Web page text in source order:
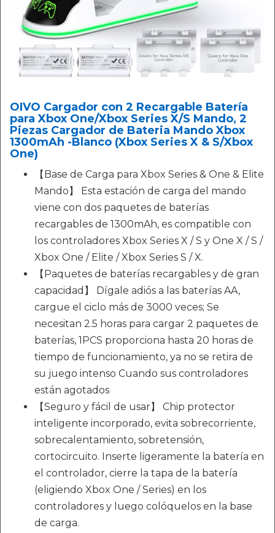
OIVO Cargador con 2 Recargable Batería
para Xbox One/Xbox Series X/S Mando, 2
Piezas Cargador de Bateria Mando Xbox
1300mAh -Blanco (Xbox Series X & S/Xbox
One)
【Base de Carga para Xbox Series & One & Elite
Mando】 Esta estación de carga del mando
viene con dos paquetes de baterías
recargables de 1300mAh, es compatible con
los controladores Xbox Series X / S y One X / S /
Xbox One / Elite / Xbox Series S / X.
【Paquetes de baterías recargables y de gran
capacidad】 Dígale adiós a las baterías AA,
cargue el ciclo más de 3000 veces; Se
necesitan 2.5 horas para cargar 2 paquetes de
baterías, 1PCS proporciona hasta 20 horas de
tiempo de funcionamiento, ya no se retira de
su juego intenso Cuando sus controladores
están agotados
【Seguro y fácil de usar】 Chip protector
inteligente incorporado, evita sobrecorriente,
sobrecalentamiento, sobretensión,
cortocircuito. Inserte ligeramente la batería en
el controlador, cierre la tapa de la batería
(eligiendo Xbox One / Series) en los
controladores y luego colóquelos en la base
de carga.